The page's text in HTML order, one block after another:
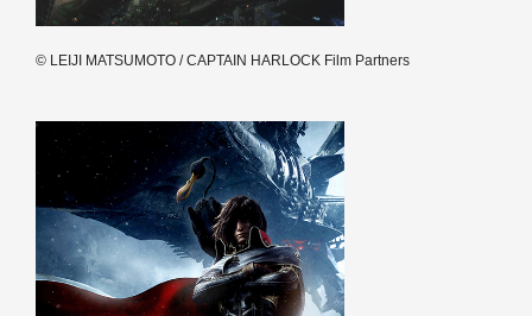
© LEIJI MATSUMOTO / CAPTAIN HARLOCK Film Partners